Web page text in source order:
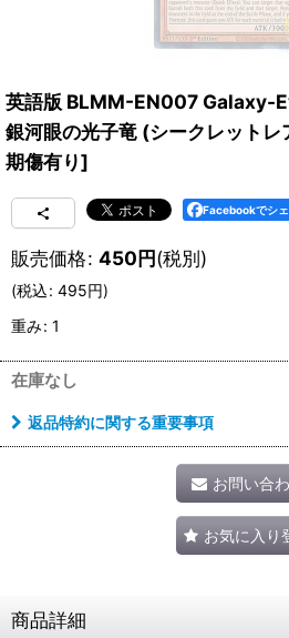
英語版 BLMM-EN007 Galaxy-
銀河眼の光子竜 (シークレット
期傷有り]
Facebookでシ
販売価格: 450円(税別)
(税込: 495円)
重み: 1
在庫なし
返品特約に関する重要事項
お問い合
お気に入り
商品詳細